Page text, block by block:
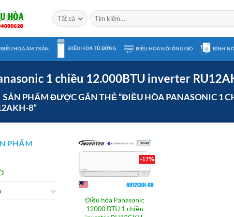
Tìm
kiếm:
ĐIỀU HOÀ ÂM TRẦN ĐIỀU HOÀ TỦ ĐỨNG ĐIỀU HOÀ NỐI ỐNG GIÓ BÌNH
1 chiều 12.000BTU inverter
SẢN PHẨM ĐƯỢC GẮN THẺ “ĐIỀU HÒA PANASONIC 1
8”
PHẨM
-17%
Điều hòa Panasonic
12000 BTU 1 chiều